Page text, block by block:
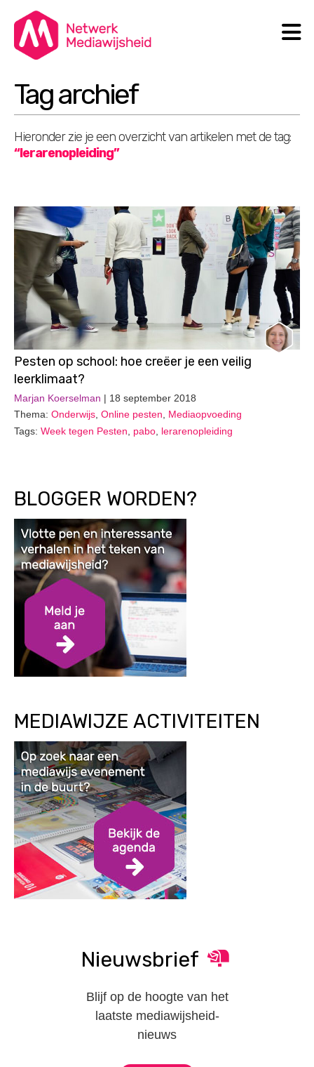
Search
Tag archief
Hieronder zie je een overzicht van artikelen met de tag:
“lerarenopleiding”
Pesten op school: hoe creëer je een veilig
leerklimaat?
Marjan Koerselman | 18 september 2018
Thema: Onderwijs, Online pesten, Mediaopvoeding
Tags: Week tegen Pesten, pabo, lerarenopleiding
BLOGGER WORDEN?
MEDIAWIJZE ACTIVITEITEN
Nieuwsbrief
Blijf op de hoogte van het
laatste mediawijsheid-
nieuws